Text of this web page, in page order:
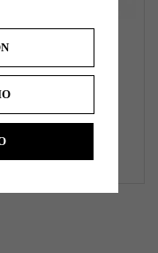
Core - Umbrella
Info Compra